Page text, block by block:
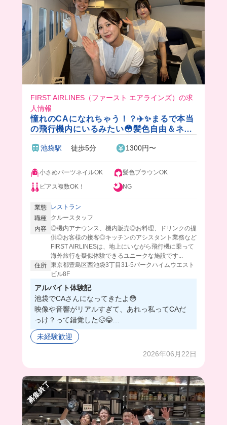
スタを頂いたんだけど、、これが言葉が出ないく
らいに美味しすぎた...🥺🌟
FIRST AIRLINES（ファースト エアラインズ）の求
人情報
憧れのCAになれちゃう！？✈️✨まるで本当
の飛行機内にいるみたい😳髪色自由＆ネイ
池袋駅 徒歩5分 1300円〜
小さめパーツネイルOK
髪色ブラウンOK
ピアス複数OK！
NG
業態
レストラン
職種
クルースタッフ
内容 ◎機内アナウンス、機内販売◎お料理、ドリンクの提
供◎お客様の接客◎キッチンのアシスタント業務など
FIRST AIRLINESは、地上にいながら飛行機に乗って
海外旅行を疑似体験できるユニークな施設です...
住所 東京都豊島区西池袋3丁目31-5パークハイムウエスト
ビル8F
アルバイト体験記
池袋でCAさんになってきたよ😳
映像や音響がリアルすぎて、あれっ私ってCAだ
っけ？って錯覚した🥴😂
バイトは学生さんが多くてワイワイした感じで、
店長さんは柔らかい雰囲気だからみんな自分らし
未経験歓迎
2026年06月22日
募集終了